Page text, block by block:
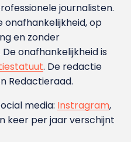
journalisten.
onafhankelijkheid, op
en zonder
onafhankelijkheid is
. De redactie
Redactieraad.
media: Instragram,
keer per jaar verschijnt